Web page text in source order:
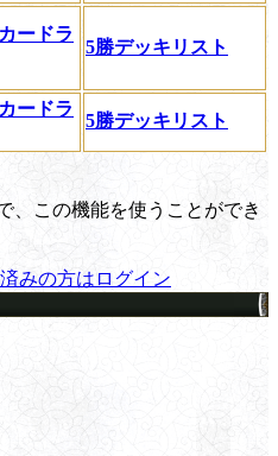
ードラ
5勝デッキリスト
ードラ
5勝デッキリスト
、この機能を使うことができ
みの方はログイン